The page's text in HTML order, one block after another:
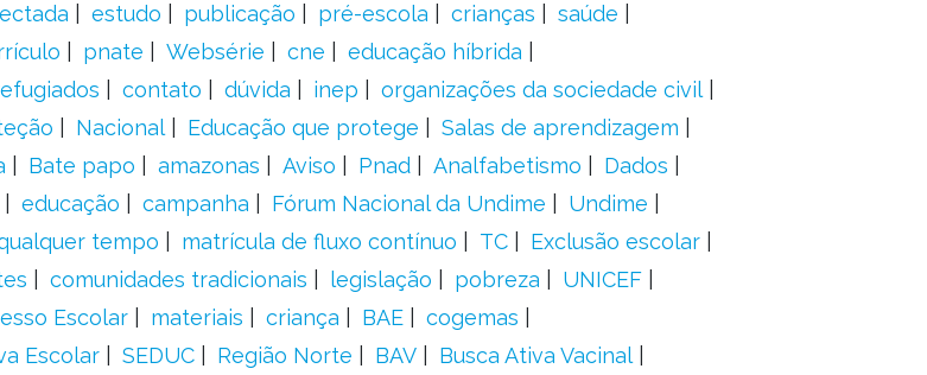
estudo publicação pré-escola crianças
saúde
pnate Websérie cne
educação híbrida
contato dúvida inep
organizações da sociedade civil
Nacional Educação que protege
Salas de aprendizagem
Bate papo amazonas Aviso Pnad Analfabetismo
Dados
educação campanha Fórum Nacional da Undime
Undime
tempo matrícula de fluxo contínuo TC
Exclusão escolar
comunidades tradicionais legislação pobreza
UNICEF
Escolar materiais criança BAE
cogemas
Escolar SEDUC Região Norte BAV
Busca Ativa Vacinal